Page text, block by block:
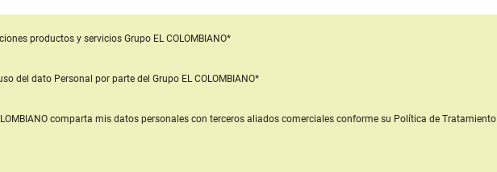
productos y servicios Grupo EL COLOMBIANO*
del dato Personal por parte del Grupo EL COLOMBIANO*
comparta mis datos personales con terceros aliados comercialesconforme su Política de Tratamiento